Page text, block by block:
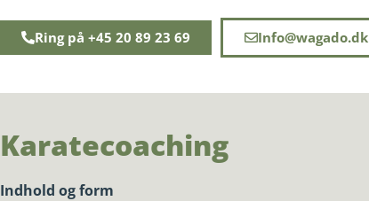
Ring på +45 20 89 23 69 Info@wagado.dk
Karatecoaching
Indhold og form